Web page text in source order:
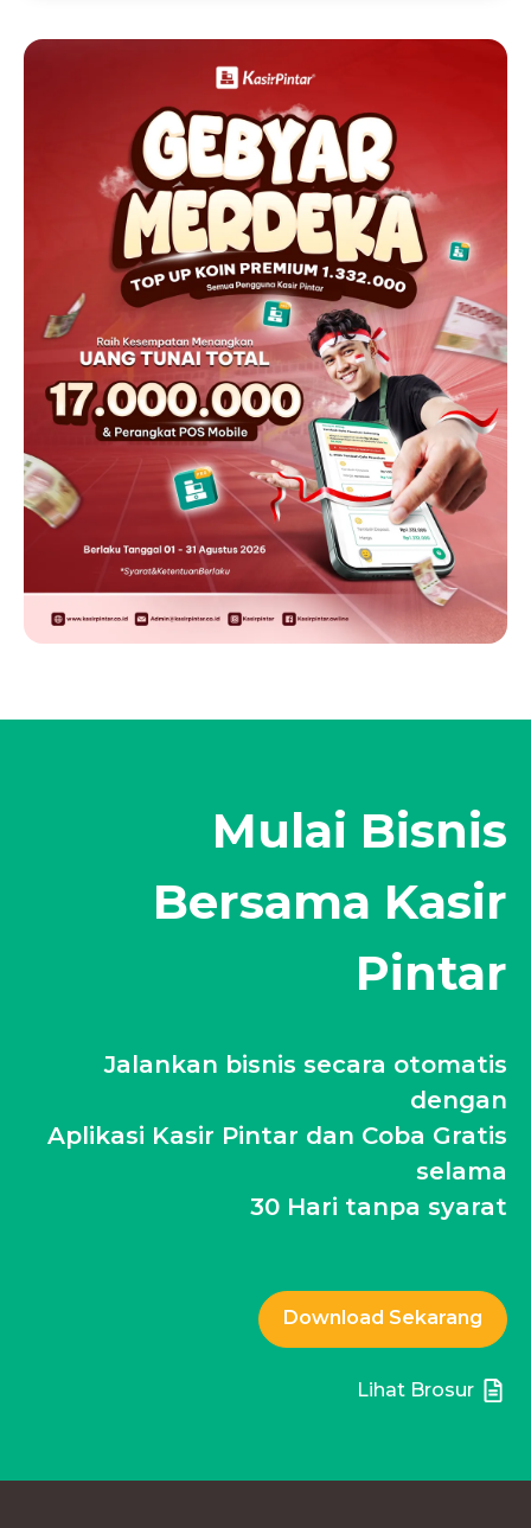
Mulai Bisnis
Bersama Kasir
Pintar
Jalankan bisnis secara otomatis
dengan
Aplikasi Kasir Pintar dan Coba Gratis
selama
30 Hari tanpa syarat
Download Sekarang
Lihat Brosur